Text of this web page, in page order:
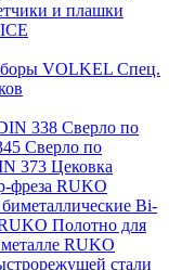
и плашки
VOLKEL Спец.
338 Сверло по
Сверло по
373 Цековка
фреза RUKO
Bi-
Полотно для
RUKO
стали